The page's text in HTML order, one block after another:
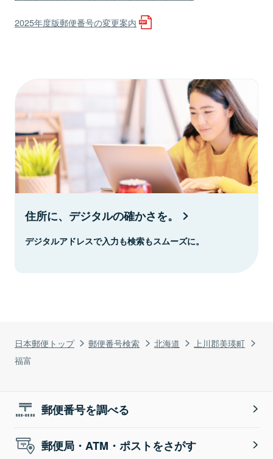
日本郵便トップ 郵便番号検索 北海道
上川郡美瑛町
福富
2025年度版郵便番号の変更案内
住所に、デジタルの確かさを。
デジタルアドレスで入力も検索もスムーズに。
郵便番号を調べる
郵便局・ATM・ポストをさがす